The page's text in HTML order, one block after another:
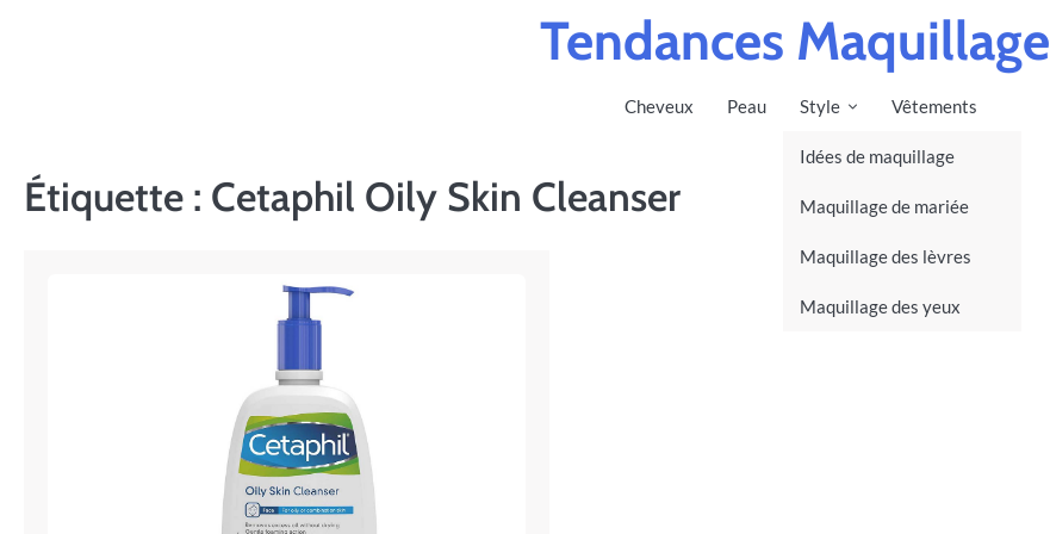
Tendances Maquillage
Cheveux Peau Style
Idées de maquillage
Maquillage de mariée
Maquillage des lèvres
Maquillage des yeux
Vêtements
Étiquette : Cetaphil Oily Skin Cleanser